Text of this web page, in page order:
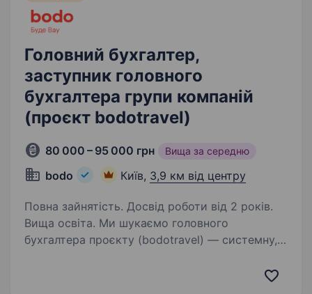
Головний бухгалтер,
заступник головного
бухгалтера групи компаній
(проєкт bodotravel)
80 000 – 95 000 грн Вища за середню
bodo Київ, 3,9 км від центру
Повна зайнятість. Досвід роботи від 2 років.
Вища освіта. Ми шукаємо головного
бухгалтера проєкту (bodotravel) — системну,